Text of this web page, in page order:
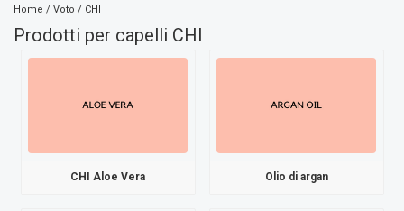
Home / Voto / CHI
Prodotti per capelli CHI
CHI Aloe Vera Olio di argan